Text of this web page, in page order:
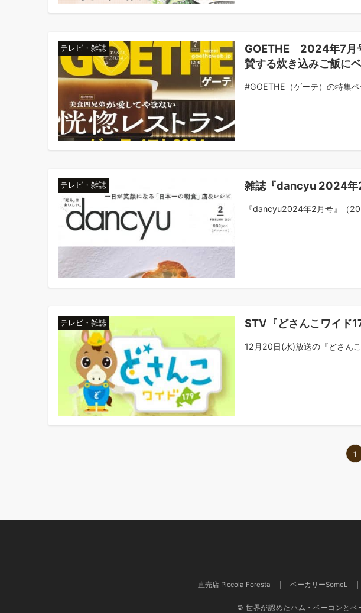
テレビ・雑誌
GOETHE 2024年7月
賛する炊き込みご飯に
#GOETHE（ゲーテ）の特集
テレビ・雑誌 雑誌『dancyu 2024年2
『dancyu2024年2月号』（
テレビ・雑誌 STV『どさんこワイド
12月20日(水)放送の『どさん
ジ
1
直売店 Piccola Foresta ベーカリーSomeL
© 世界が認めたハム・ベーコンとベ